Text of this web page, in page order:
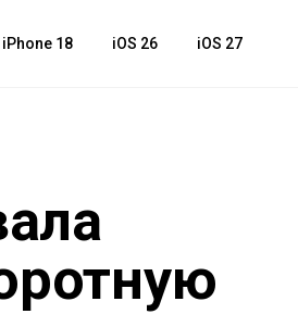
iPhone 18 iOS 26 iOS 27